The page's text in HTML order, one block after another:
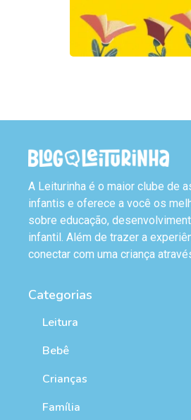
A Leiturinha é o maior clube de
infantis e oferece a você os
sobre educação,
infantil. Além de trazer a
conectar com uma criança
Categorias
Leitura
Bebê
Crianças
Família